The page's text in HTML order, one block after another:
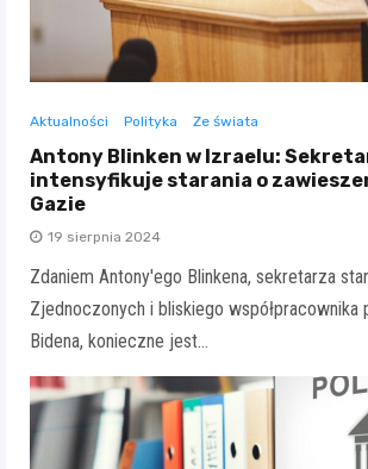
Aktualności Polityka Ze świata
Antony Blinken w Izraelu:
intensyfikuje starania o
Gazie
19 sierpnia 2024
Zdaniem Antony'ego Blinkena, sekretarza
Zjednoczonych i bliskiego współpracownika
Bidena, konieczne jest…